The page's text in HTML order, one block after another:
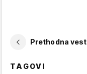
Prethodna vest
TAGOVI